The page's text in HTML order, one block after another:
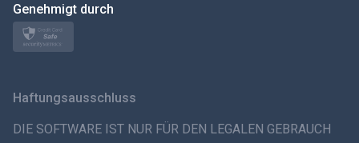
日本
ภาษาไทย
Genehmigt durch
Haftungsausschluss
DIE SOFTWARE IST NUR FÜR DEN LEGALEN GEBRAUCH